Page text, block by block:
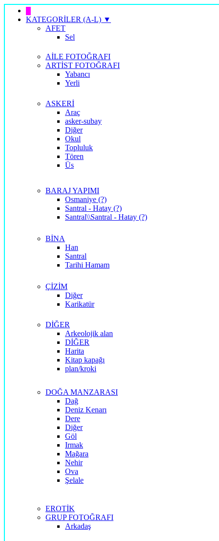
KATEGORİLER (A-L) ▼
AFET
Sel
AİLE FOTOĞRAFI
ARTİST FOTOĞRAFI
Yabancı
Yerli
ASKERİ
Araç
asker-subay
Diğer
Okul
Topluluk
Tören
Üs
BARAJ YAPIMI
Osmaniye (?)
Santral - Hatay (?)
Santral\\Santral - Hatay (?)
BİNA
Han
Santral
Tarihi Hamam
ÇİZİM
Diğer
Karikatür
DİĞER
Arkeolojik alan
DİĞER
Harita
Kitap kapağı
plan/kroki
DOĞA MANZARASI
Dağ
Deniz Kenarı
Dere
Diğer
Göl
Irmak
Mağara
Nehir
Ova
Şelale
EROTİK
GRUP FOTOĞRAFI
Arkadaş